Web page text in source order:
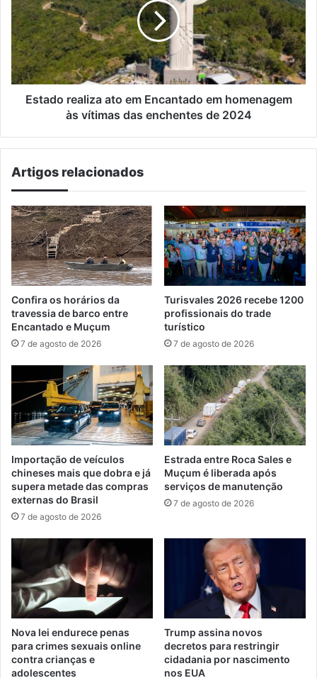
em
Encantado
em
homenagem
às
vítimas
Estado realiza ato em Encantado em homenagem
às vítimas das enchentes de 2024
Artigos relacionados
Confira os horários da
travessia de barco entre
Encantado e Muçum
7 de agosto de 2026
Turisvales 2026 recebe 1200
profissionais do trade
turístico
7 de agosto de 2026
Importação de veículos
chineses mais que dobra e já
supera metade das compras
externas do Brasil
7 de agosto de 2026
Estrada entre Roca Sales e
Muçum é liberada após
serviços de manutenção
7 de agosto de 2026
Nova lei endurece penas
para crimes sexuais online
contra crianças e
adolescentes
Trump assina novos
decretos para restringir
cidadania por nascimento
nos EUA